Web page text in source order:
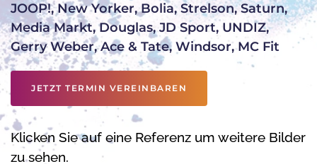
JOOP!, New Yorker, Bolia, Strelson, Saturn,
Media Markt, Douglas, JD Sport, UNDIZ,
Gerry Weber, Ace & Tate, Windsor, MC Fit
JETZT TERMIN VEREINBAREN
Klicken Sie auf eine Referenz um weitere Bilder
zu sehen.